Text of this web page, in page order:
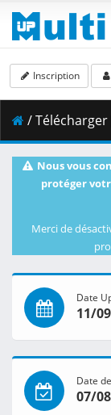
Inscription
/ Télécharger [LostYears] Date A Live
Nous vous
protéger
Merci de
Date
11/
Date
07/